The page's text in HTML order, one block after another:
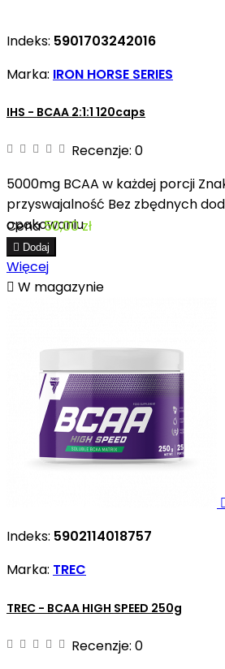
Indeks: 5901703242016
Marka: IRON HORSE SERIES
IHS - BCAA 2:1:1 120caps
Recenzje: 0
5000mg BCAA w każdej porcji
przyswajalność Bez zbędnych
opakowaniu
Cena50,00 zł
 Dodaj
Więcej
 W magazynie
Indeks: 5902114018757
Marka: TREC
TREC - BCAA HIGH SPEED 250g
Recenzje: 0